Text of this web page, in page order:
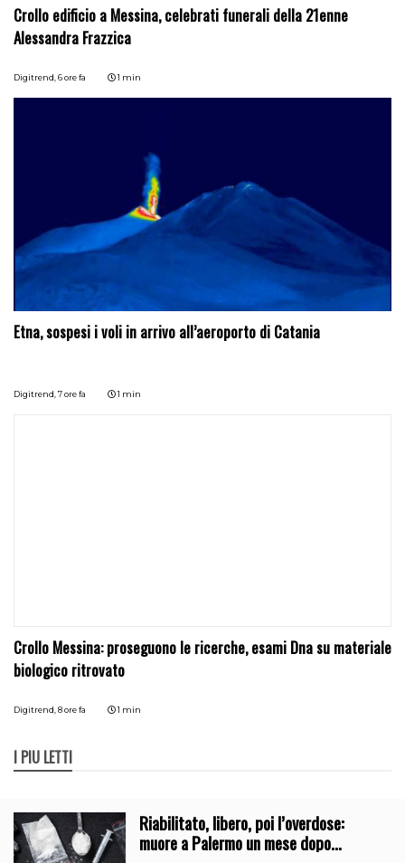
Crollo edificio a Messina, celebrati funerali della 21enne
Alessandra Frazzica
Digitrend,6 ore fa 1 min
Etna, sospesi i voli in arrivo all’aeroporto di Catania
Digitrend, 7 ore fa 1 min
Crollo Messina: proseguono le ricerche, esami Dna su materiale
biologico ritrovato
Digitrend, 8 ore fa 1 min
I PIÙ LETTI
Riabilitato, libero, poi l’overdose:
muore a Palermo un mese dopo